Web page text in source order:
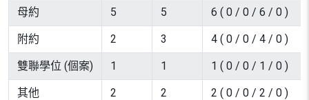
母約 5 5 6 ( 0 / 0 / 6 / 0 )
附約 2 3 4 ( 0 / 0 / 4 / 0 )
雙聯學位 (個案) 1 1 1 ( 0 / 0 / 1 / 0 )
其他 2 2 2 ( 0 / 0 / 2 / 0 )